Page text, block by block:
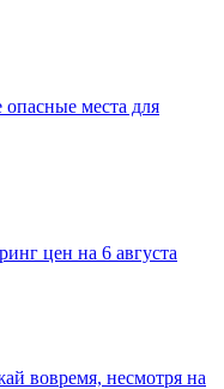
места для
цен на 6 августа
вовремя, несмотря на